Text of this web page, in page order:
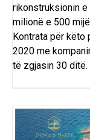
rikonstruksionin e
milionë e 500
Kontrata për këto
2020 me
të zgjasin 30 ditë.